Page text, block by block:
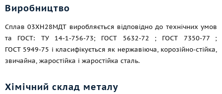
Виробництво
Сплав 03ХН28МДТ виробляється відповідно до технічних умов
та ГОСТ: ТУ 14-1-756-73; ГОСТ 5632-72 ; ГОСТ 7350-77;
ГОСТ 5949-75 і класифікується як нержавіюча, корозійно-стійка,
звичайна, жаростійка і жаростійка сталь.
Хімічний склад металу